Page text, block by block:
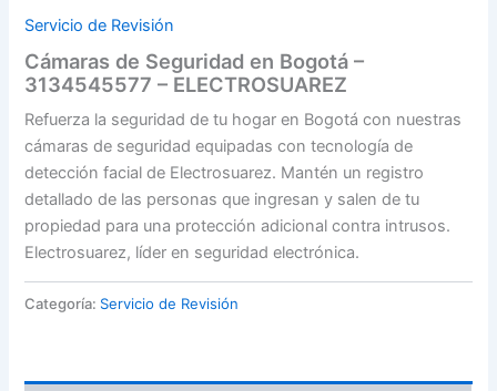
Servicio de Revisión
Cámaras de Seguridad en Bogotá –
3134545577 – ELECTROSUAREZ
Refuerza la seguridad de tu hogar en Bogotá con nuestras
cámaras de seguridad equipadas con tecnología de
detección facial de Electrosuarez. Mantén un registro
detallado de las personas que ingresan y salen de tu
propiedad para una protección adicional contra intrusos.
Electrosuarez, líder en seguridad electrónica.
Categoría: Servicio de Revisión